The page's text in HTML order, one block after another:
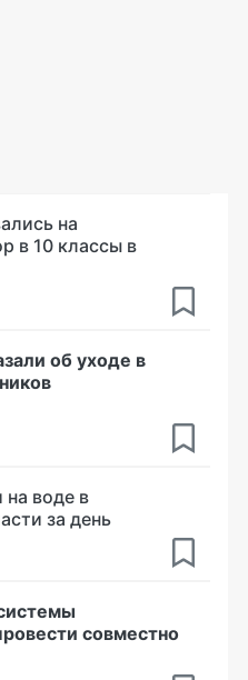
на
в 10 классы в
об уходе в
на воде в
за день
совместно